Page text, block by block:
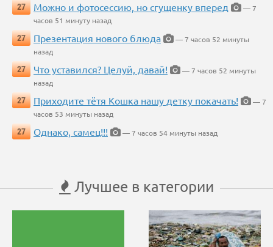
27 Можно и фотосессию, но сгущенку вперед
— 7
часов 51 минуту назад
27
Презентация нового блюда
— 7 часов 52 минуты
назад
27
Что уставился? Целуй, давай!
— 7 часов 52 минуты
назад
27
Приходите тётя Кошка нашу детку покачать!
— 7
часов 53 минуты назад
27
Однако, самец!!! — 7 часов 54 минуты назад
Лучшее в категории